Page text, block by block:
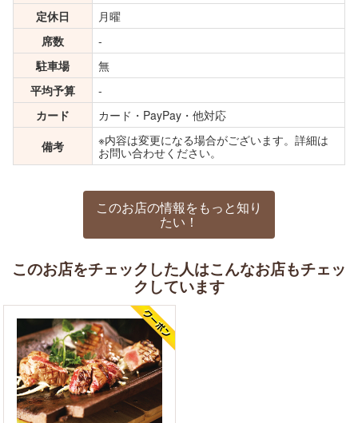
定休日
月曜
席数
-
駐車場
無
平均予算
-
カード
カード・PayPay・他対応
備考
※内容は変更になる場合がございます。詳細は
お問い合わせください。
このお店の情報をもっと知り
たい！
このお店をチェックした人はこんなお店もチェッ
クしています